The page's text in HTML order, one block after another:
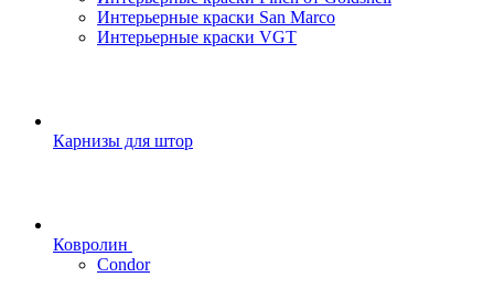
Интерьерные краски San Marco
Интерьерные краски VGT
Карнизы для штор
Ковролин
Condor